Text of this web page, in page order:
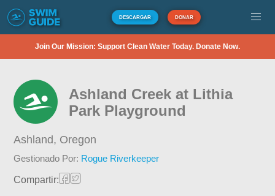
DESCARGAR DONAR
Join Our Mission: Support Clean Water Today. Donate Now.
Ashland Creek at Lithia
Park Playground
Ashland, Oregon
Gestionado Por: Rogue Riverkeeper
Compartir: